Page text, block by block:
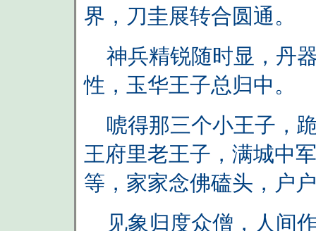
界，刀圭展转合圆通。
神兵精锐随时显，丹
性，玉华王子总归中。
唬得那三个小王子，
王府里老王子，满城中
等，家家念佛磕头，户
见象归度众僧，人间